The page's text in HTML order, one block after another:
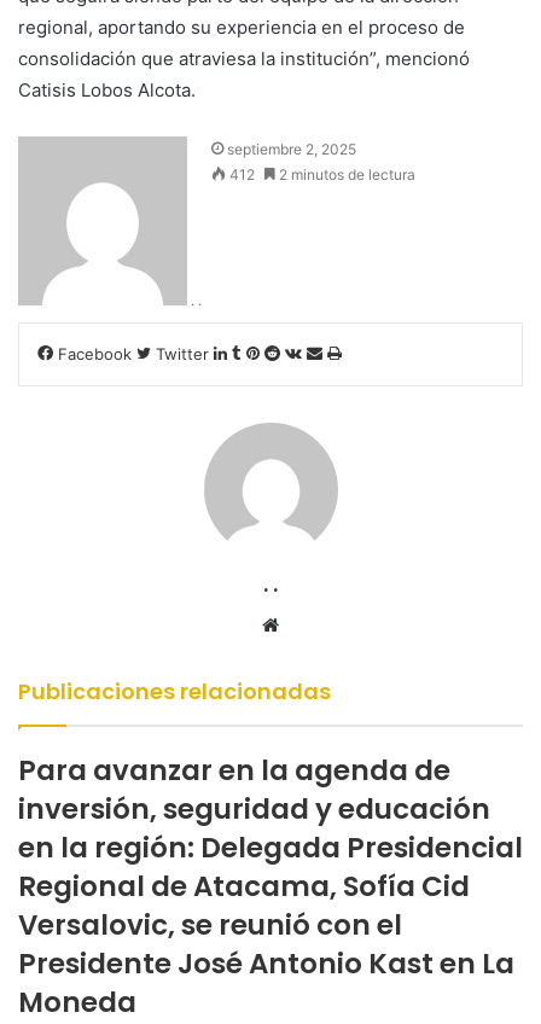
regional, aportando su experiencia en el proceso de
consolidación que atraviesa la institución”, mencionó
Catisis Lobos Alcota.
. .
septiembre 2, 2025
412
2 minutos de lectura
Facebook Twitter LinkedIn
Tumblr
Pinterest
RedditVKontakte
Compartir
Imprimir
. .
Sitio
Publicaciones relacionadas
Para avanzar en la agenda de
inversión, seguridad y educación
en la región: Delegada Presidencial
Regional de Atacama, Sofía Cid
Versalovic, se reunió con el
Presidente José Antonio Kast en La
Moneda